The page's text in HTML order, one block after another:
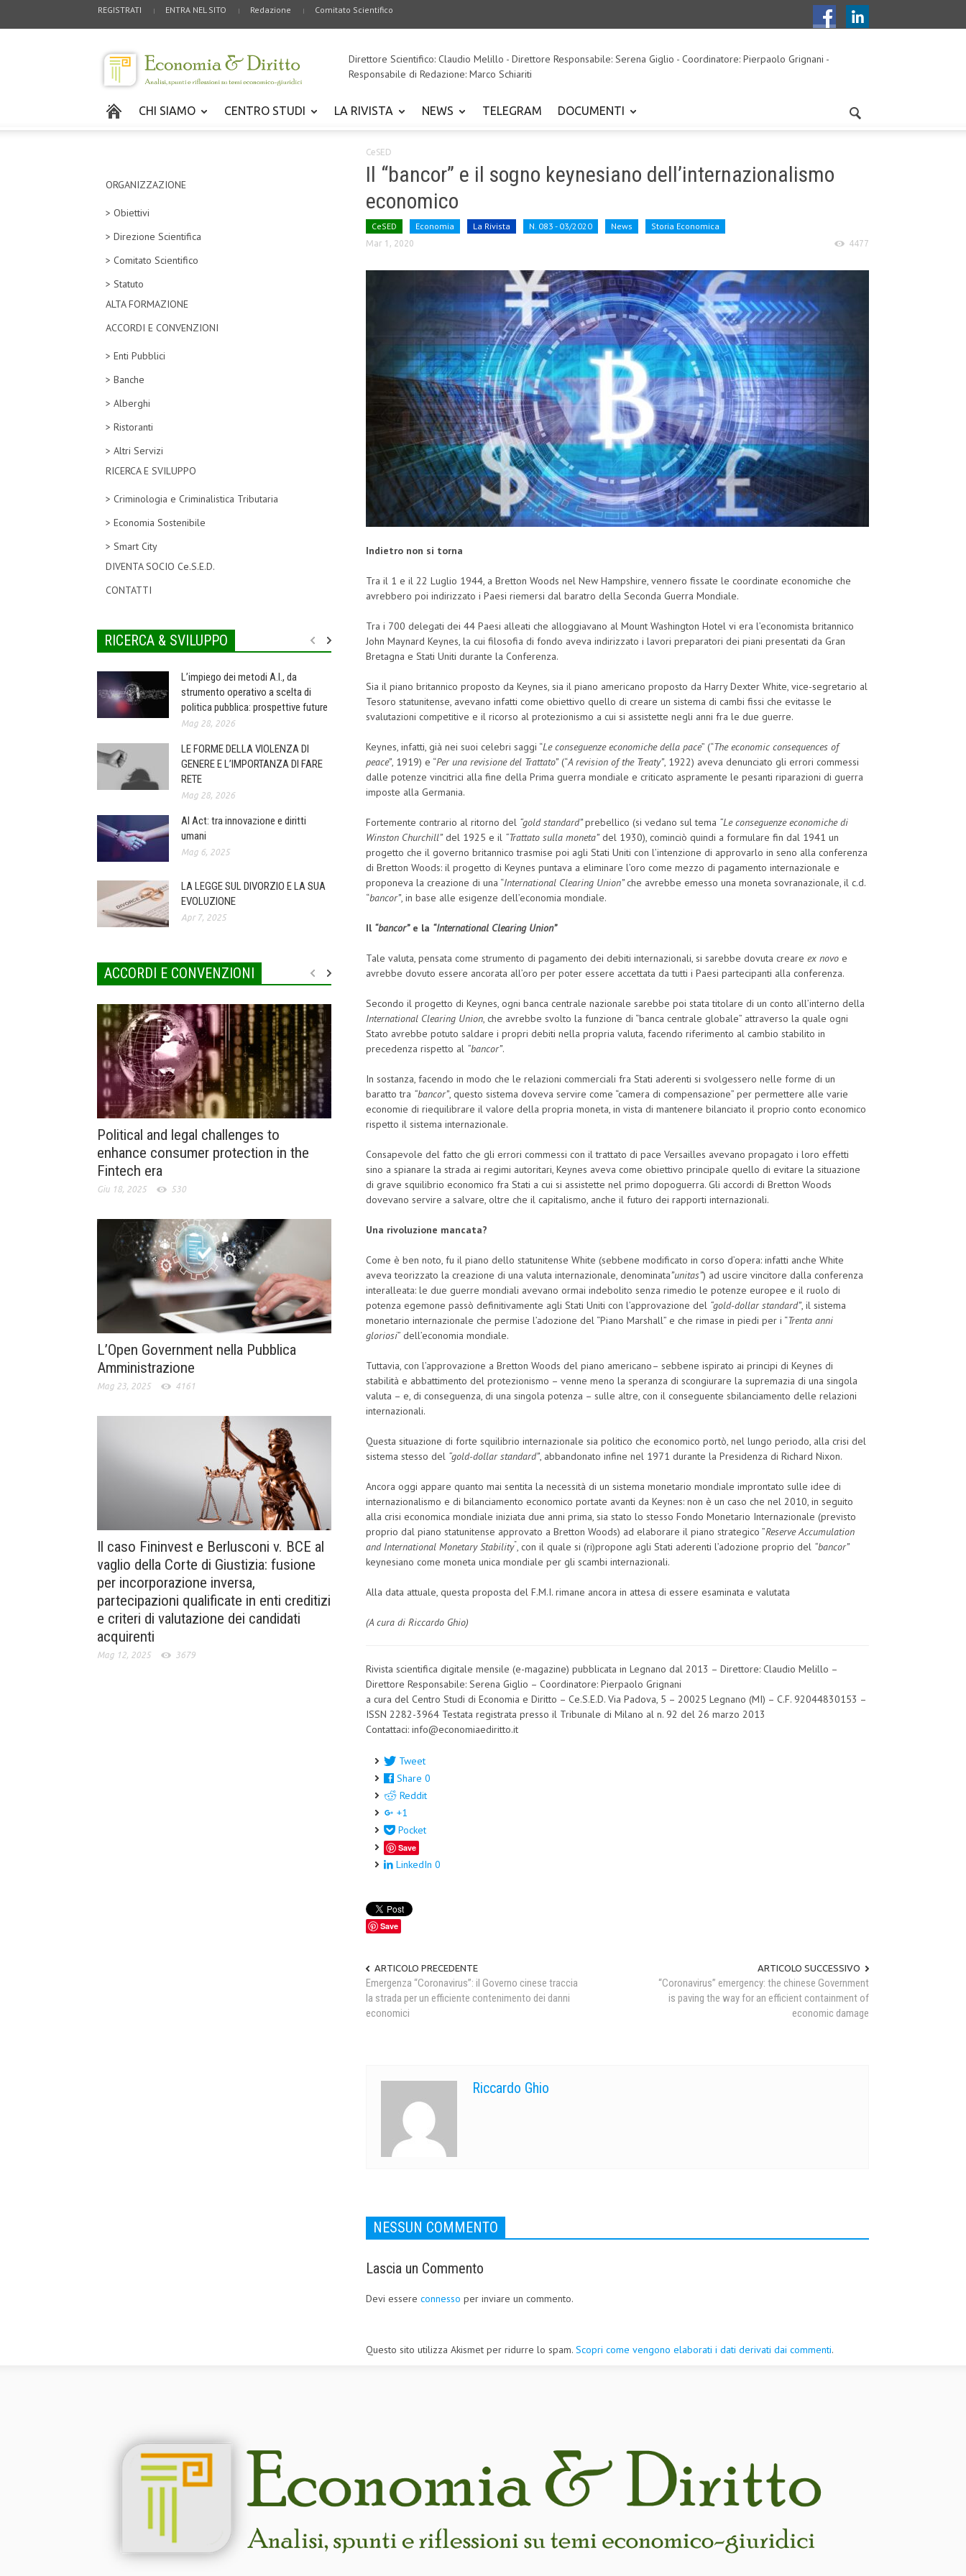
REGISTRATI ENTRA NEL SITO Redazione Comitato Scientifico
Direttore Scientifico: Claudio Melillo - Direttore Responsabile: Serena Giglio - Coordinatore: Pierpaolo Grignani -
Responsabile di Redazione: Marco Schiariti
CHI SIAMO CENTRO STUDI LA RIVISTA NEWS TELEGRAM DOCUMENTI
ORGANIZZAZIONE
> Obiettivi
> Direzione Scientifica
> Comitato Scientifico
> Statuto
ALTA FORMAZIONE
ACCORDI E CONVENZIONI
> Enti Pubblici
> Banche
> Alberghi
> Ristoranti
> Altri Servizi
RICERCA E SVILUPPO
> Criminologia e Criminalistica Tributaria
> Economia Sostenibile
> Smart City
DIVENTA SOCIO Ce.S.E.D.
CONTATTI
RICERCA & SVILUPPO
L’impiego dei metodi A.I., da
strumento operativo a scelta di
politica pubblica: prospettive future
Mag 28, 2026
LE FORME DELLA VIOLENZA DI
GENERE E L’IMPORTANZA DI FARE
RETE
Mag 28, 2026
AI Act: tra innovazione e diritti
umani
Mag 6, 2025
LA LEGGE SUL DIVORZIO E LA SUA
EVOLUZIONE
Apr 7, 2025
ACCORDI E CONVENZIONI
Political and legal challenges to
enhance consumer protection in the
Fintech era
Giu 18, 2025 530
L’Open Government nella Pubblica
Amministrazione
Mag 23, 2025 4161
Il caso Fininvest e Berlusconi v. BCE al
vaglio della Corte di Giustizia: fusione
per incorporazione inversa,
partecipazioni qualificate in enti creditizi
e criteri di valutazione dei candidati
acquirenti
Mag 12, 2025 3679
CeSED
Il “bancor” e il sogno keynesiano dell’internazionalismo
economico
CeSED Economia La Rivista N. 083 - 03/2020 News Storia Economica
Mar 1, 2020 4477
Indietro non si torna
Tra il 1 e il 22 Luglio 1944, a Bretton Woods nel New Hampshire, vennero fissate le coordinate economiche che
avrebbero poi indirizzato i Paesi riemersi dal baratro della Seconda Guerra Mondiale.
Tra i 700 delegati dei 44 Paesi alleati che alloggiavano al Mount Washington Hotel vi era l’economista britannico
John Maynard Keynes, la cui filosofia di fondo aveva indirizzato i lavori preparatori dei piani presentati da Gran
Bretagna e Stati Uniti durante la Conferenza.
Sia il piano britannico proposto da Keynes, sia il piano americano proposto da Harry Dexter White, vice-segretario al
Tesoro statunitense, avevano infatti come obiettivo quello di creare un sistema di cambi fissi che evitasse le
svalutazioni competitive e il ricorso al protezionismo a cui si assistette negli anni fra le due guerre.
Keynes, infatti, già nei suoi celebri saggi “Le conseguenze economiche della pace” (“The economic consequences of
peace”, 1919) e “Per una revisione del Trattato”(“A revision of the Treaty”, 1922) aveva denunciato gli errori commessi
dalle potenze vincitrici alla fine della Prima guerra mondiale e criticato aspramente le pesanti riparazioni di guerra
imposte alla Germania.
Fortemente contrario al ritorno del “gold standard”prebellico (si vedano sul tema “Le conseguenze economiche di
Winston Churchill”del 1925 e il “Trattato sulla moneta”del 1930), cominciò quindi a formulare fin dal 1941 un
progetto che il governo britannico trasmise poi agli Stati Uniti con l’intenzione di approvarlo in seno alla conferenza
di Bretton Woods: il progetto di Keynes puntava a eliminare l’oro come mezzo di pagamento internazionale e
proponeva la creazione di una “International Clearing Union”che avrebbe emesso una moneta sovranazionale, il c.d.
“bancor”, in base alle esigenze dell’economia mondiale.
Il “bancor”e la “International Clearing Union”
Tale valuta, pensata come strumento di pagamento dei debiti internazionali, si sarebbe dovuta creareex novo e
avrebbe dovuto essere ancorata all’oro per poter essere accettata da tutti i Paesi partecipanti alla conferenza.
Secondo il progetto di Keynes, ogni banca centrale nazionale sarebbe poi stata titolare di un conto all’interno della
International Clearing Union, che avrebbe svolto la funzione di “banca centrale globale” attraverso la quale ogni
Stato avrebbe potuto saldare i propri debiti nella propria valuta, facendo riferimento al cambio stabilito in
precedenza rispetto al “bancor”.
In sostanza, facendo in modo che le relazioni commerciali fra Stati aderenti si svolgessero nelle forme di un
baratto tra “bancor”, questo sistema doveva servire come “camera di compensazione” per permettere alle varie
economie di riequilibrare il valore della propria moneta, in vista di mantenere bilanciato il proprio conto economico
rispetto il sistema internazionale.
Consapevole del fatto che gli errori commessi con il trattato di pace Versailles avevano propagato i loro effetti
sino a spianare la strada ai regimi autoritari, Keynes aveva come obiettivo principale quello di evitare la situazione
di grave squilibrio economico fra Stati a cui si assistette nel primo dopoguerra. Gli accordi di Bretton Woods
dovevano servire a salvare, oltre che il capitalismo, anche il futuro dei rapporti internazionali.
Una rivoluzione mancata?
Come è ben noto, fu il piano dello statunitense White (sebbene modificato in corso d’opera: infatti anche White
aveva teorizzato la creazione di una valuta internazionale, denominata”unitas”) ad uscire vincitore dalla conferenza
interalleata: le due guerre mondiali avevano ormai indebolito senza rimedio le potenze europee e il ruolo di
potenza egemone passò definitivamente agli Stati Uniti con l’approvazione del “gold-dollar standard”, il sistema
monetario internazionale che permise l’adozione del “Piano Marshall” e che rimase in piedi per i “Trenta anni
gloriosi” dell’economia mondiale.
Tuttavia, con l’approvazione a Bretton Woods del piano americano– sebbene ispirato ai principi di Keynes di
stabilità e abbattimento del protezionismo – venne meno la speranza di scongiurare la supremazia di una singola
valuta – e, di conseguenza, di una singola potenza – sulle altre, con il conseguente sbilanciamento delle relazioni
internazionali.
Questa situazione di forte squilibrio internazionale sia politico che economico portò, nel lungo periodo, alla crisi del
sistema stesso del “gold-dollar standard”, abbandonato infine nel 1971 durante la Presidenza di Richard Nixon.
Ancora oggi appare quanto mai sentita la necessità di un sistema monetario mondiale improntato sulle idee di
internazionalismo e di bilanciamento economico portate avanti da Keynes: non è un caso che nel 2010, in seguito
alla crisi economica mondiale iniziata due anni prima, sia stato lo stesso Fondo Monetario Internazionale (previsto
proprio dal piano statunitense approvato a Bretton Woods) ad elaborare il piano strategico ”Reserve Accumulation
and International Monetary Stability”, con il quale si (ri)propone agli Stati aderenti l’adozione proprio del “bancor”
keynesiano come moneta unica mondiale per gli scambi internazionali.
Alla data attuale, questa proposta del F.M.I. rimane ancora in attesa di essere esaminata e valutata
(A cura di Riccardo Ghio)
Rivista scientifica digitale mensile (e-magazine) pubblicata in Legnano dal 2013 – Direttore: Claudio Melillo –
Direttore Responsabile: Serena Giglio – Coordinatore: Pierpaolo Grignani
a cura del Centro Studi di Economia e Diritto – Ce.S.E.D. Via Padova, 5 – 20025 Legnano (MI) – C.F. 92044830153 –
ISSN 2282-3964 Testata registrata presso il Tribunale di Milano al n. 92 del 26 marzo 2013
Contattaci: info@economiaediritto.it
Tweet
Share 0
Reddit
+1
Pocket
Save
LinkedIn 0
Save
ARTICOLO PRECEDENTE
Emergenza “Coronavirus”: il Governo cinese traccia
la strada per un efficiente contenimento dei danni
economici
ARTICOLO SUCCESSIVO
“Coronavirus” emergency: the chinese Government
is paving the way for an efficient containment of
economic damage
Riccardo Ghio
NESSUN COMMENTO
Lascia un Commento
Devi essereconnesso per inviare un commento.
Questo sito utilizza Akismet per ridurre lo spam.Scopri come vengono elaborati i dati derivati dai commenti.